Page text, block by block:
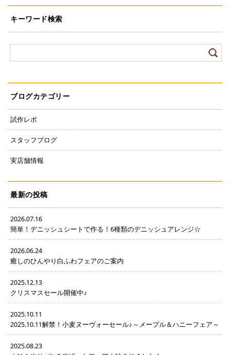
キーワード検索
ブログカテゴリー
試作レポ
スタッフブログ
実店舗情報
最新の投稿
2026.07.16
簡単！デニッシュシートで作る！6種類のデニッシュアレンジ☆
2026.06.24
癒しのひんやり白ふわフェアのご案内
2025.12.13
クリスマスセール開催中♪
2025.10.11
2025.10.11解禁！小麦ヌーヴォーセール♪～メープル＆ハニーフェア～
2025.08.23